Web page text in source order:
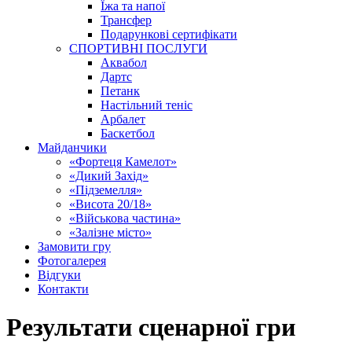
Їжа та напої
Трансфер
Подарункові сертифікати
СПОРТИВНІ ПОСЛУГИ
Аквабол
Дартс
Петанк
Настільний теніс
Арбалет
Баскетбол
Майданчики
«Фортеця Камелот»
«Дикий Захід»
«Підземелля»
«Висота 20/18»
«Військова частина»
«Залізне місто»
Замовити гру
Фотогалерея
Відгуки
Контакти
Результати сценарної гри